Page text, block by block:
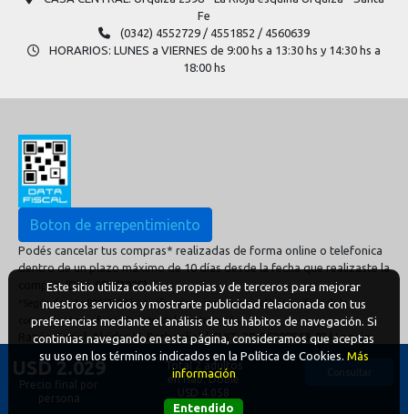
USD 2.029
Precio final por
persona
Total 2 adultos
en Hab. Doble
USD 4.058
Consultar
Fe
(0342) 4552729 / 4551852 / 4560639
HORARIOS: LUNES a VIERNES de 9:00 hs a 13:30 hs y 14:30 hs a
18:00 hs
Boton de arrepentimiento
Podés cancelar tus compras* realizadas de forma online o telefonica
dentro de un plazo máximo de 10 días desde la fecha que realizaste la
compra. (Disp.954/2025)
*Según decreto 809/2024 las tarifas aéreas se rigen por política tarifaria de la
compañía aérea informada antes de la contratación
Razón Social: Alcides H. Barbaglia? | CUIT: 20-06309563-0? | Legajo:
3140
© Todos los derechos reservados
Defensa del consumidor. Para reclamosingrese aquí
Este sitio utiliza cookies propias y de terceros para mejorar
nuestros servicios y mostrarte publicidad relacionada con tus
preferencias mediante el análisis de tus hábitos de navegación. Si
continúas navegando en esta página, consideramos que aceptas
su uso en los términos indicados en la Política de Cookies. Más
información
Entendido